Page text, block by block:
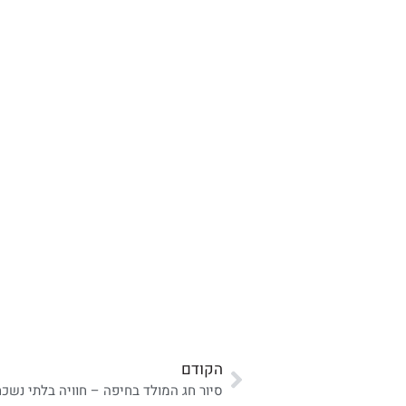
הקודם
סיור חג המולד בחיפה – חוויה בלתי